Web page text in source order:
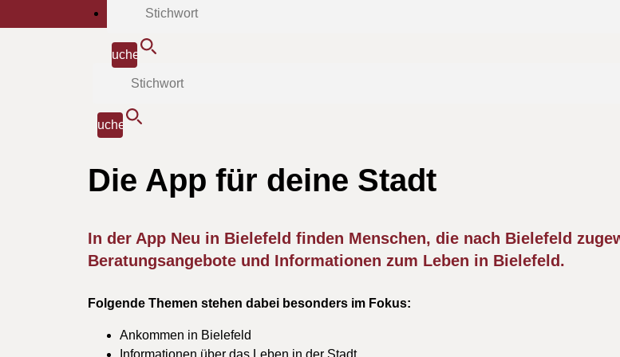
Die App für deine Stadt
In der App Neu in Bielefeld finden Menschen, die nach Bielefeld
Beratungsangebote und Informationen zum Leben in Bielefeld.
Folgende Themen stehen dabei besonders im Fokus:
Ankommen in Bielefeld
Informationen über das Leben in der Stadt